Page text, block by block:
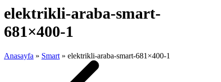
elektrikli-araba-smart-
681×400-1
Anasayfa » Smart » elektrikli-araba-smart-681×400-1